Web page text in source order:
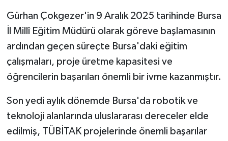
Gürhan Çokgezer'in 9 Aralık 2025 tarihinde Bursa
İl Millî Eğitim Müdürü olarak göreve başlamasının
ardından geçen süreçte Bursa'daki eğitim
çalışmaları, proje üretme kapasitesi ve
öğrencilerin başarıları önemli bir ivme kazanmıştır.
Son yedi aylık dönemde Bursa'da robotik ve
teknoloji alanlarında uluslararası dereceler elde
edilmiş, TÜBİTAK projelerinde önemli başarılar